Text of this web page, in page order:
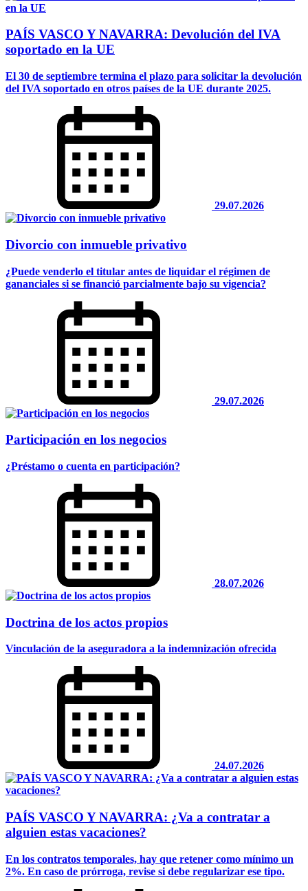
PAÍS VASCO Y NAVARRA: Devolución del IVA
soportado en la UE
El 30 de septiembre termina el plazo para solicitar la devolución
del IVA soportado en otros países de la UE durante 2025.
29.07.2026
Divorcio con inmueble privativo
¿Puede venderlo el titular antes de liquidar el régimen de
gananciales si se financió parcialmente bajo su vigencia?
29.07.2026
Participación en los negocios
¿Préstamo o cuenta en participación?
28.07.2026
Doctrina de los actos propios
Vinculación de la aseguradora a la indemnización ofrecida
24.07.2026
PAÍS VASCO Y NAVARRA: ¿Va a contratar a
alguien estas vacaciones?
En los contratos temporales, hay que retener como mínimo un
2%. En caso de prórroga, revise si debe regularizar ese tipo.